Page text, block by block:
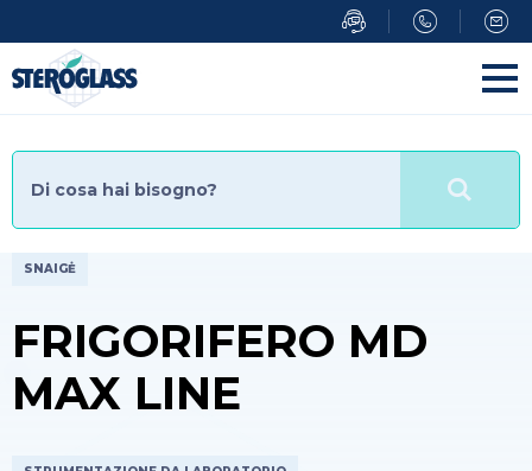
al
contenuto
principale
SNAIGĖ
FRIGORIFERO MD
MAX LINE